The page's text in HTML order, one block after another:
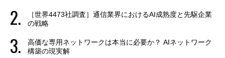
［世界4473社調査］通信業界におけるAI成熟度と先駆企業
の戦略
高価な専用ネットワークは本当に必要か？ AIネットワーク
構築の現実解